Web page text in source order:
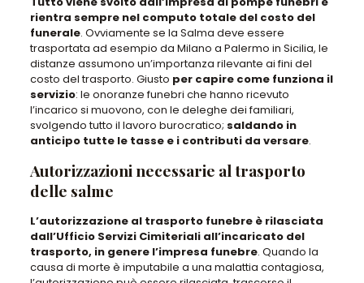
rientra sempre nel computo totale del costo del
funerale. Ovviamente se la Salma deve essere
trasportata ad esempio da Milano a Palermo in Sicilia, le
distanze assumono un’importanza rilevante ai fini del
costo del trasporto. Giusto per capire come funziona il
servizio: le onoranze funebri che hanno ricevuto
l’incarico si muovono, con le deleghe dei familiari,
svolgendo tutto il lavoro burocratico; saldando in
anticipo tutte le tasse e i contributi da versare.
Autorizzazioni necessarie al trasporto
delle salme
L’autorizzazione al trasporto funebre è rilasciata
dall’Ufficio Servizi Cimiteriali all’incaricato del
trasporto, in genere l’impresa funebre. Quando la
causa di morte è imputabile a una malattia contagiosa,